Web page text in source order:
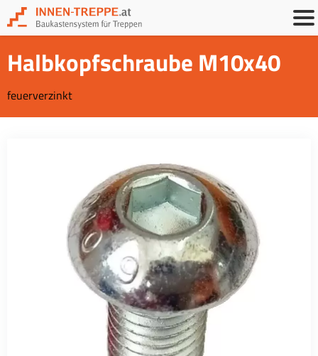
Halbkopfschraube M10x40
feuerverzinkt